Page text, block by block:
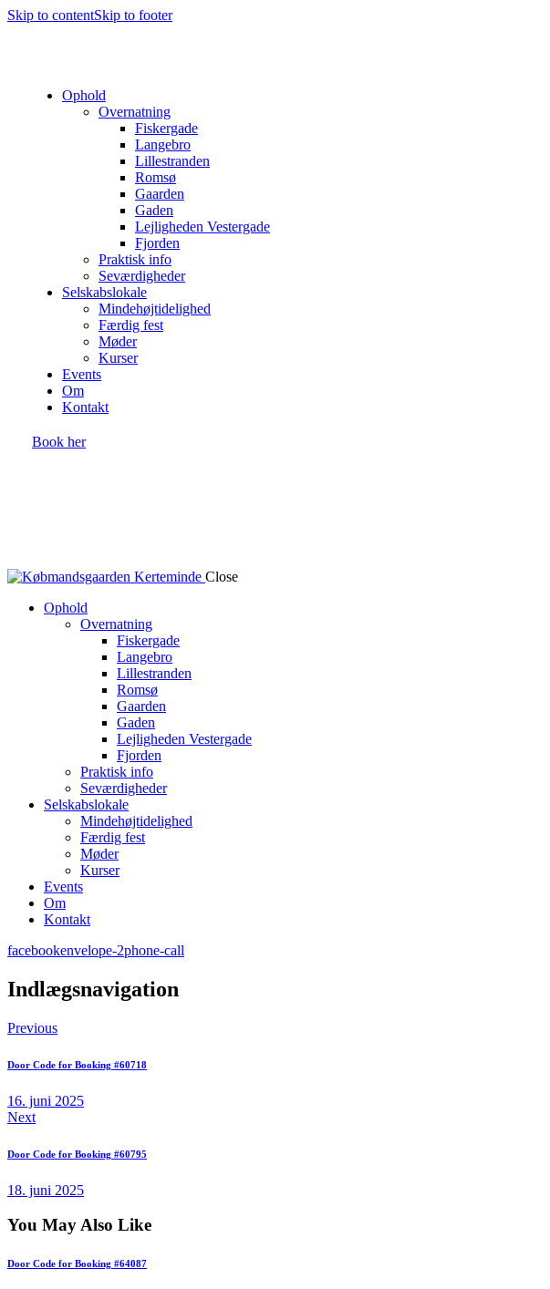
Skip to contentSkip to footer
Ophold
Overnatning
Fiskergade
Langebro
Lillestranden
Romsø
Gaarden
Gaden
Lejligheden Vestergade
Fjorden
Praktisk info
Seværdigheder
Selskabslokale
Mindehøjtidelighed
Færdig fest
Møder
Kurser
Events
Om
Kontakt
Book her
Close
Ophold
Overnatning
Fiskergade
Langebro
Lillestranden
Romsø
Gaarden
Gaden
Lejligheden Vestergade
Fjorden
Praktisk info
Seværdigheder
Selskabslokale
Mindehøjtidelighed
Færdig fest
Møder
Kurser
Events
Om
Kontakt
facebookenvelope-2phone-call
Indlægsnavigation
Previous
Door Code for Booking #60718
16. juni 2025
Next
Door Code for Booking #60795
18. juni 2025
You May Also Like
Door Code for Booking #64087